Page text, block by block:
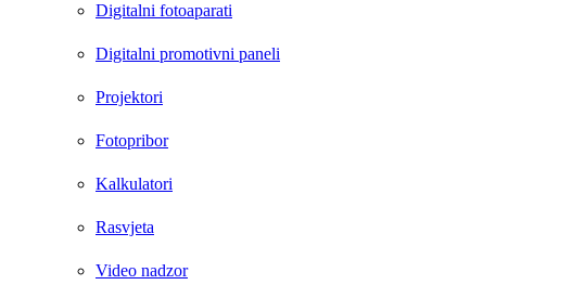
Digitalni fotoaparati
Digitalni promotivni paneli
Projektori
Fotopribor
Kalkulatori
Rasvjeta
Video nadzor